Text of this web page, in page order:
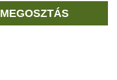
MEGOSZTÁS